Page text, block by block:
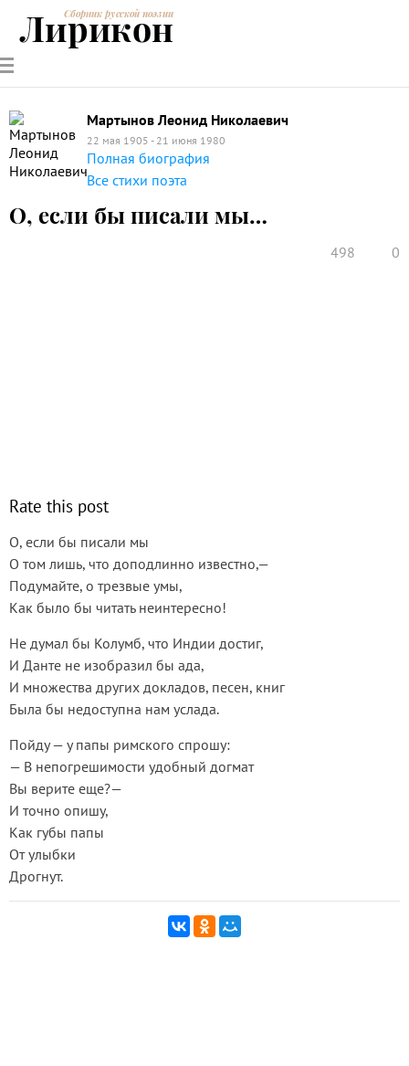
РУССКИЕ
ПОЭТЫ
СОВРЕМЕННИКИЭНЦИКЛОПЕДИЯ
ПОЭЗИИ
Сборник русской поэзии
Лирикон
Мартынов Леонид Николаевич
22 мая 1905 - 21 июня 1980
Полная биография
Все стихи поэта
О, если бы писали мы…
498 0
Rate this post
О, если бы писали мы
О том лишь, что доподлинно известно,—
Подумайте, о трезвые умы,
Как было бы читать неинтересно!
Не думал бы Колумб, что Индии достиг,
И Данте не изобразил бы ада,
И множества других докладов, песен, книг
Была бы недоступна нам услада.
Пойду — у папы римского спрошу:
— В непогрешимости удобный догмат
Вы верите еще?—
И точно опишу,
Как губы папы
От улыбки
Дрогнут.